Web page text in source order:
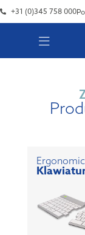
+31 (0)345 758 000